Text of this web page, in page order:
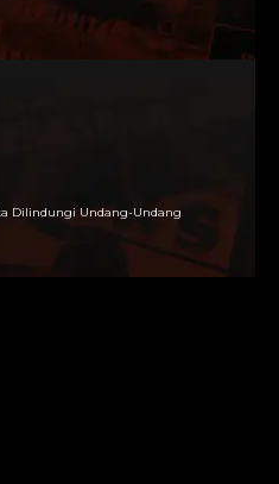
Dilindungi Undang-Undang